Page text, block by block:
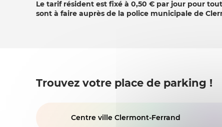
Le tarif résident est fixé à 0,50 € par jour pour
sont à faire auprès de la police municipale de
Trouvez votre place de parking !
Centre ville Clermont-Ferrand